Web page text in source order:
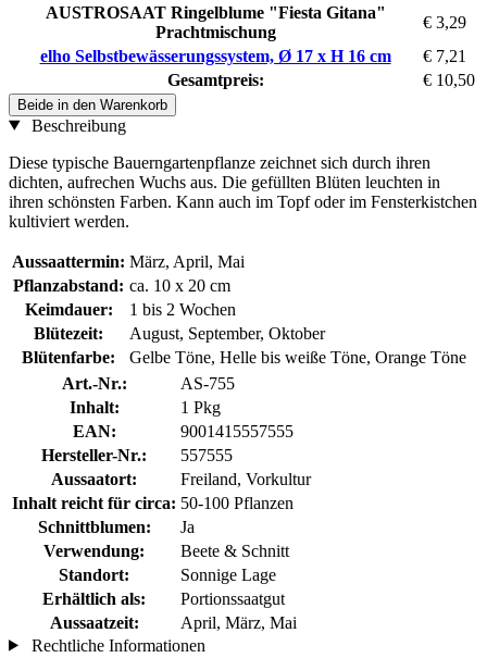
AUSTROSAAT Ringelblume "Fiesta Gitana"
Prachtmischung
€ 3,29
elho Selbstbewässerungssystem, Ø 17 x H 16 cm
€ 7,21
Gesamtpreis:
€ 10,50
Beide in den Warenkorb
Beschreibung
Diese typische Bauerngartenpflanze zeichnet sich durch ihren
dichten, aufrechen Wuchs aus. Die gefüllten Blüten leuchten in
ihren schönsten Farben. Kann auch im Topf oder im Fensterkistchen
kultiviert werden.
Aussaattermin: März, April, Mai
Pflanzabstand: ca. 10 x 20 cm
Keimdauer:
1 bis 2 Wochen
Blütezeit:
August, September, Oktober
Blütenfarbe:
Gelbe Töne, Helle bis weiße Töne, Orange Töne
Art.-Nr.:
AS-755
Inhalt:
1 Pkg
EAN:
9001415557555
Hersteller-Nr.:
557555
Aussaatort:
Freiland, Vorkultur
Inhalt reicht für circa: 50-100 Pflanzen
Schnittblumen:
Ja
Verwendung:
Beete & Schnitt
Standort:
Sonnige Lage
Erhältlich als:
Portionssaatgut
Aussaatzeit:
April, März, Mai
Rechtliche Informationen